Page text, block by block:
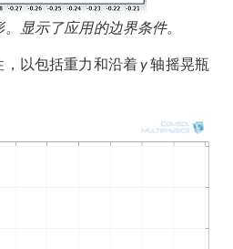
显示了应用的边界条件。
，以包括重力和沿着y轴摇晃瓶